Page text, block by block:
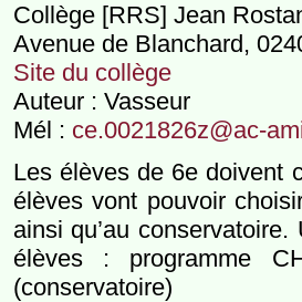
Collège [RRS] Jean
Avenue de Blanchard,
Site du collège
Auteur : Vasseur
Mél : ce.0021826z@ac-
Les élèves de 6e doivent
élèves vont pouvoir
ainsi qu’au
élèves : programme
(conservatoire)